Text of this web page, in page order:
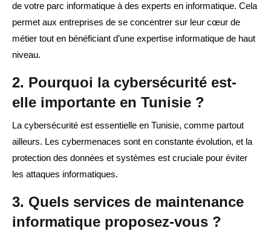
de votre parc informatique à des experts en informatique. Cela
permet aux entreprises de se concentrer sur leur cœur de
métier tout en bénéficiant d’une expertise informatique de haut
niveau.
2. Pourquoi la cybersécurité est-
elle importante en Tunisie ?
La cybersécurité est essentielle en Tunisie, comme partout
ailleurs. Les cybermenaces sont en constante évolution, et la
protection des données et systèmes est cruciale pour éviter
les attaques informatiques.
3. Quels services de maintenance
informatique proposez-vous ?